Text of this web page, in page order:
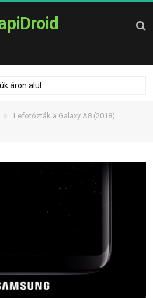
áron alul
»
Lefotózták a Galaxy A8 (2018)